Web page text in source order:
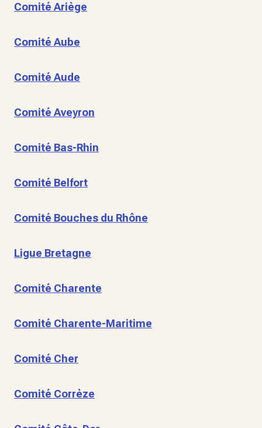
Comité Ariège
Comité Aube
Comité Aude
Comité Aveyron
Comité Bas-Rhin
Comité Belfort
Comité Bouches du Rhône
Ligue Bretagne
Comité Charente
Comité Charente-Maritime
Comité Cher
Comité Corrèze